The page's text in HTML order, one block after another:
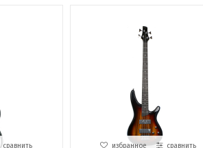
сравнить избранное сравнить